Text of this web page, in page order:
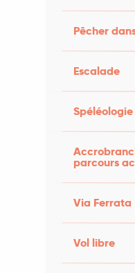
Pêcher
Escalade
Spéléologie
parcours
Via Ferrata
Vol libre